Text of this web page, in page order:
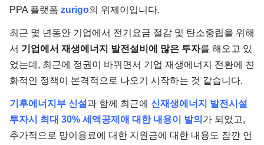
PPA 플랫폼 zurigo의 위제이입니다.
최근 몇 년동안 기업에서 전기요금 절감 및 탄소중립을 위해
서 기업에서 재생에너지 발전설비에 많은 투자를 해오고 있
었는데, 최근에 정권이 바뀌면서 기업 재생에너지 전환에 친
화적인 정책이 본격적으로 나오기 시작하는 것 같습니다.
기후에너지부 신설 과 함께 최근에 신재생에너지 발전시설
투자시 최대 30% 세액공제애 대한 내용이 발의 가 되었고,
추가적으로 망이용료에 대한 지원금에 대한 내용도 잠깐 언